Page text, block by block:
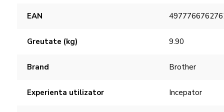
EAN
Greutate (kg) 9.90
Brand Brother
Experienta utilizator Incepator